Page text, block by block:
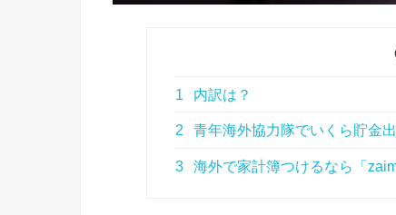
1 内訳は？
2 青年海外協力隊でいくら貯金
3 海外で家計簿つけるなら「zaim